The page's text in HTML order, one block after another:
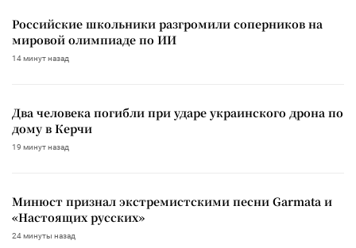
Российские школьники разгромили соперников на
мировой олимпиаде по ИИ
14 минут назад
Два человека погибли при ударе украинского дрона по
дому в Керчи
19 минут назад
Минюст признал экстремистскими песни Garmata и
«Настоящих русских»
24 минуты назад